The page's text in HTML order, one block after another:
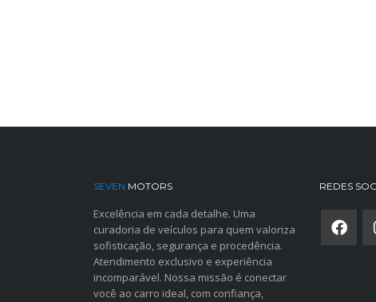
SEVEN MOTORS
Excelência em cada detalhe. Uma
curadoria de veículos para quem valoriza
sofisticação, segurança e procedência.
Atendimento exclusivo e experiência
incomparável. Nossa missão é conectar
você ao carro ideal, com confiança,
REDES